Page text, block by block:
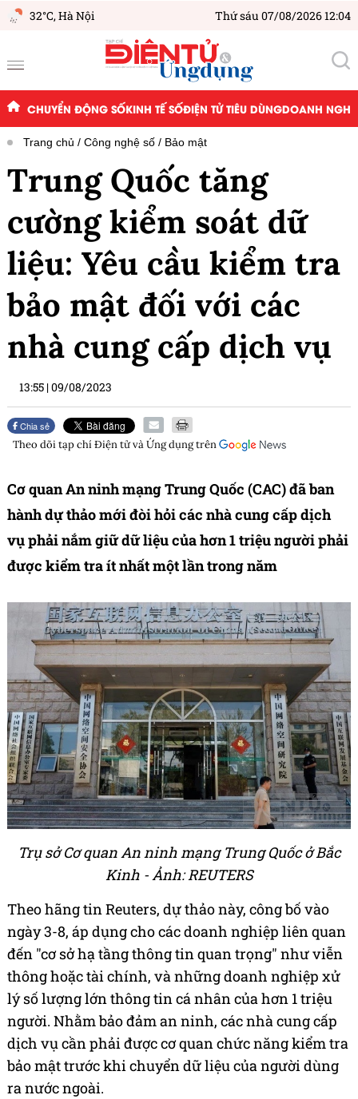
32°C,Hà Nội Thứ sáu 07/08/2026 12:04
CHUYỂN ĐỘNG SỐKINH TẾ SỐĐIỆN TỬ TIÊU DÙNGDOANH
Trang chủ Công nghệ số Bảo mật
Trung Quốc tăng
cường kiểm soát dữ
liệu: Yêu cầu kiểm tra
bảo mật đối với các
nhà cung cấp dịch vụ
13:55 |09/08/2023
Chia sẻ
Theo dõi tạp chíĐiện tử và Ứng dụngtrên
Cơ quan An ninh mạng Trung Quốc (CAC) đã ban
hành dự thảo mới đòi hỏi các nhà cung cấp dịch
vụ phải nắm giữ dữ liệu của hơn 1 triệu người phải
được kiểm tra ít nhất một lần trong năm
Trụ sở Cơ quan An ninh mạng Trung Quốc ở Bắc
Kinh - Ảnh: REUTERS
Theo hãng tin Reuters, dự thảo này, công bố vào
ngày 3-8, áp dụng cho các doanh nghiệp liên quan
đến "cơ sở hạ tầng thông tin quan trọng" như viễn
thông hoặc tài chính, và những doanh nghiệp xử
lý số lượng lớn thông tin cá nhân của hơn 1 triệu
người. Nhằm bảo đảm an ninh, các nhà cung cấp
dịch vụ cần phải được cơ quan chức năng kiểm tra
bảo mật trước khi chuyển dữ liệu của người dùng
ra nước ngoài.